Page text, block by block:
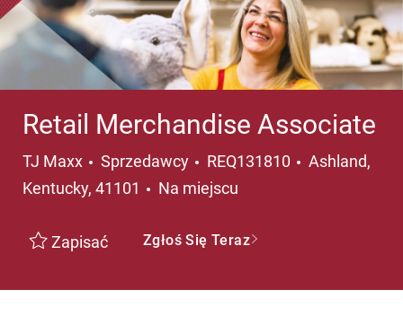
Retail Merchandise Associate
TJ Maxx Kategoria
Sprzedawcy REQ131810 Lokalizacja
Ashland,
Kentucky, 41101
Na miejscu
Zapisać Zgłoś Się Teraz